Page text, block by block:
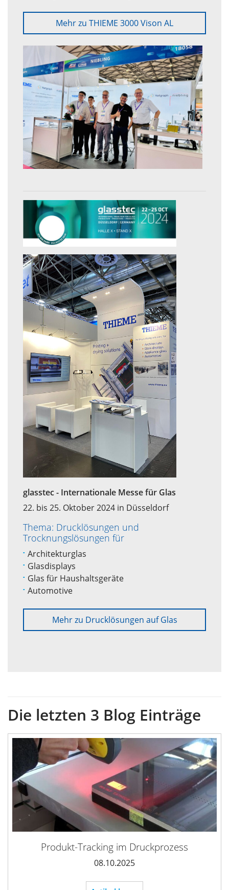
Mehr zu THIEME 3000 Vison AL
glasstec - Internationale Messe für Glas
22. bis 25. Oktober 2024 in Düsseldorf
Thema: Drucklösungen und
Trocknungslösungen für
Architekturglas
Glasdisplays
Glas für Haushaltsgeräte
Automotive
Mehr zu Drucklösungen auf Glas
Die letzten 3 Blog Einträge
Produkt-Tracking im Druckprozess
08.10.2025